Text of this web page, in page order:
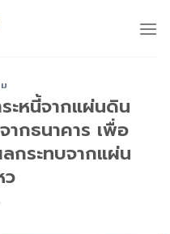
ะหนี้จากแผ่นดิน
กธนาคาร เพื่อ
กระทบจากแผ่น